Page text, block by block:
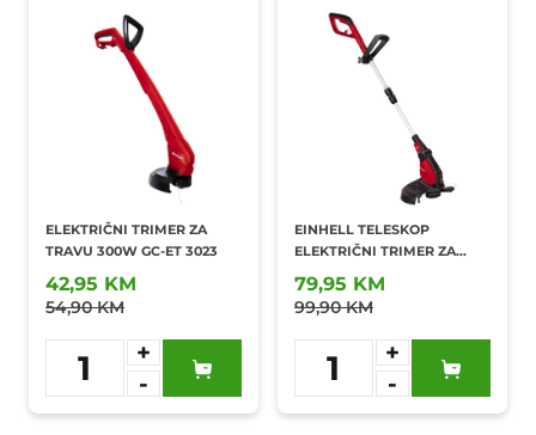
ELEKTRIČNI TRIMER ZA
TRAVU 300W GC-ET 3023
42,95 KM
54,90 KM
1
+
-
Dodaj u
omiljene
EINHELL TELESKOP
ELEKTRIČNI TRIMER ZA
TRAVU 450W GC-ET 4530
79,95 KM
99,90 KM
1
+
-
Dodaj u
omiljene